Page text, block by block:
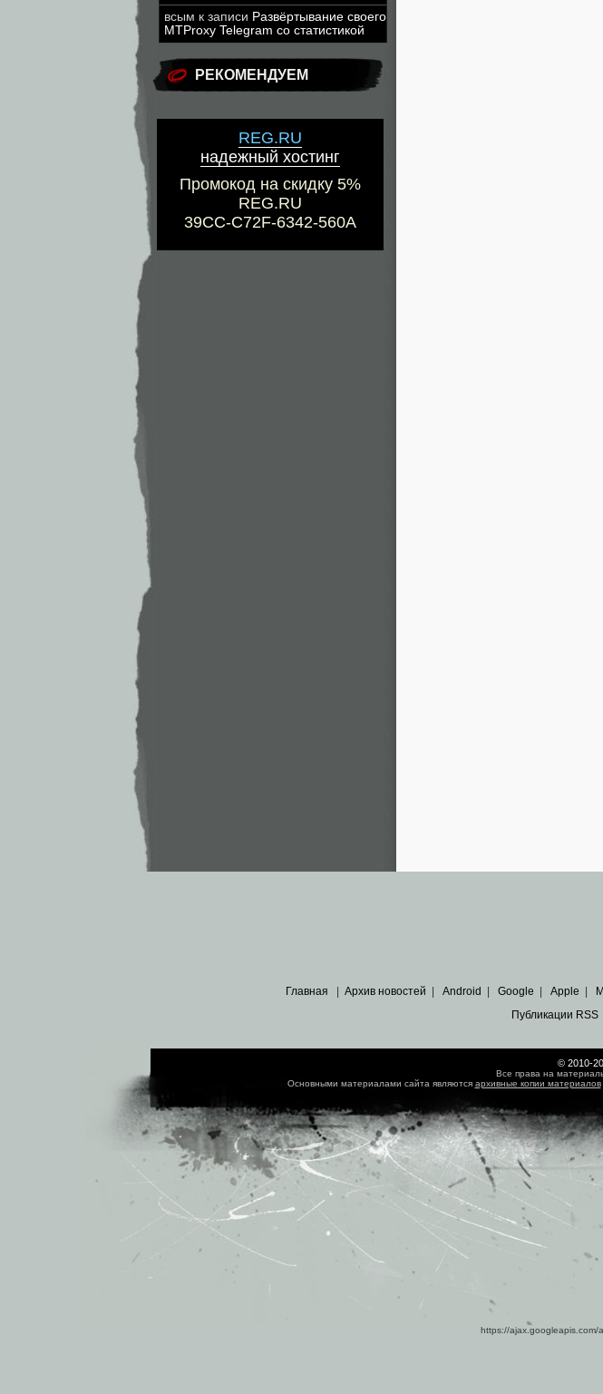
всым к записи Развёртывание своего
MTProxy Telegram со статистикой
РЕКОМЕНДУЕМ
REG.RU
надежный хостинг
Промокод на скидку 5%
REG.RU
39CC-C72F-6342-560A
Главная Архив новостей Android Google Apple
Публикации RSS
© 2010-
Все права на
Основными материалами сайта являются архивные копии материалов
https://ajax.googleapis.com/